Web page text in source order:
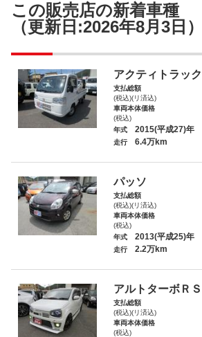
ハイゼットトラック ス
ＩＩｔ
この販売店の新着車種
（更新日:2026年8月3日）
アクティトラック
支払総額
(税込)(リ済込)
車両本体価格
(税込)
年式 2015(平成27)年
走行 6.4万km
パッソ
支払総額
(税込)(リ済込)
車両本体価格
(税込)
年式 2013(平成25)年
走行 2.2万km
アルトターボＲＳ
支払総額
(税込)(リ済込)
車両本体価格
(税込)